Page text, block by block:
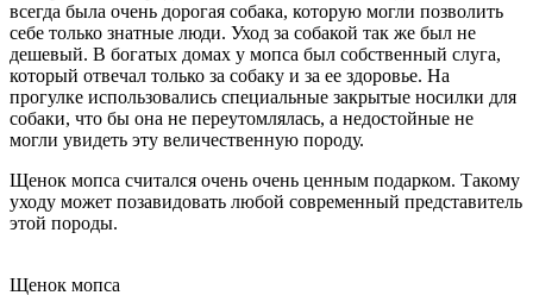
всегда была очень дорогая собака, которую могли позволить
себе только знатные люди. Уход за собакой так же был не
дешевый. В богатых домах у мопса был собственный слуга,
который отвечал только за собаку и за ее здоровье. На
прогулке использовались специальные закрытые носилки для
собаки, что бы она не переутомлялась, а недостойные не
могли увидеть эту величественную породу.
Щенок мопса считался очень очень ценным подарком. Такому
уходу может позавидовать любой современный представитель
этой породы.
Щенок мопса